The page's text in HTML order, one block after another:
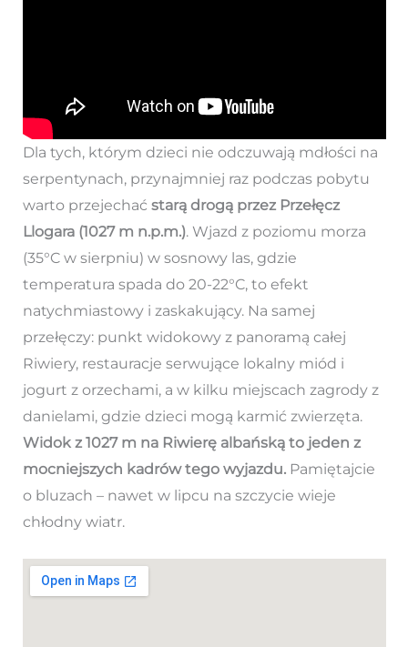
Dla tych, którym dzieci nie odczuwają mdłości na
serpentynach, przynajmniej raz podczas pobytu
warto przejechać starą drogą przez Przełęcz
Llogara (1027 m n.p.m.). Wjazd z poziomu morza
(35°C w sierpniu) w sosnowy las, gdzie
temperatura spada do 20-22°C, to efekt
natychmiastowy i zaskakujący. Na samej
przełęczy: punkt widokowy z panoramą całej
Riwiery, restauracje serwujące lokalny miód i
jogurt z orzechami, a w kilku miejscach zagrody z
danielami, gdzie dzieci mogą karmić zwierzęta.
Widok z 1027 m na Riwierę albańską to jeden z
mocniejszych kadrów tego wyjazdu.Pamiętajcie
o bluzach – nawet w lipcu na szczycie wieje
chłodny wiatr.